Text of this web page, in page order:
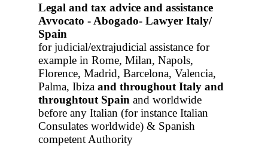
Legal and tax advice and assistance
Avvocato - Abogado- Lawyer Italy/
Spain
for judicial/extrajudicial assistance for
example in Rome, Milan, Napols,
Florence, Madrid, Barcelona, Valencia,
Palma, Ibiza and throughout Italy and
throughtout Spain and worldwide
before any Italian (for instance Italian
Consulates worldwide) & Spanish
competent Authority